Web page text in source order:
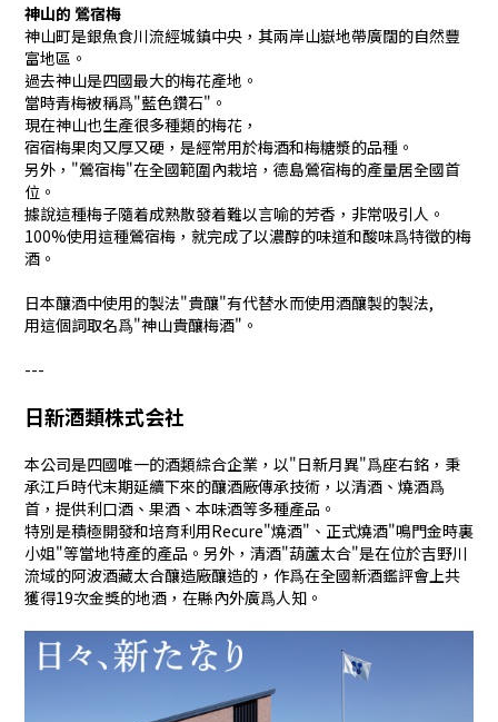
神山的 鶯宿梅
神山町是銀魚食川流經城鎮中央，其兩岸山嶽地帶廣闊的自然豐
富地區。
過去神山是四國最大的梅花產地。
當時青梅被稱爲"藍色鑽石"。
現在神山也生產很多種類的梅花，
宿宿梅果肉又厚又硬，是經常用於梅酒和梅糖漿的品種。
另外，"鶯宿梅"在全國範圍內栽培，德島鶯宿梅的產量居全國首
位。
據說這種梅子隨着成熟散發着難以言喻的芳香，非常吸引人。
100%使用這種鶯宿梅，就完成了以濃醇的味道和酸味爲特徵的梅
酒。
日本釀酒中使用的製法"貴釀"有代替水而使用酒釀製的製法,
用這個詞取名爲"神山貴釀梅酒"。
---
日新酒類株式会社
本公司是四國唯一的酒類綜合企業，以"日新月異"爲座右銘，秉
承江戶時代末期延續下來的釀酒廠傳承技術，以清酒、燒酒爲
首，提供利口酒、果酒、本味酒等多種產品。
特別是積極開發和培育利用Recure"燒酒"、正式燒酒"鳴門金時裏
小姐"等當地特產的產品。另外，清酒"葫蘆太合"是在位於吉野川
流域的阿波酒藏太合釀造廠釀造的，作爲在全國新酒鑑評會上共
獲得19次金獎的地酒，在縣內外廣爲人知。